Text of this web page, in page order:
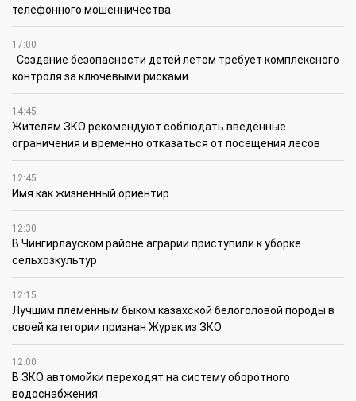
телефонного мошенничества
17:00
Создание безопасности детей летом требует комплексного
контроля за ключевыми рисками
14:45
Жителям ЗКО рекомендуют соблюдать введенные
ограничения и временно отказаться от посещения лесов
12:45
Имя как жизненный ориентир
12:30
В Чингирлауском районе аграрии приступили к уборке
сельхозкультур
12:15
Лучшим племенным быком казахской белоголовой породы в
своей категории признан Жүрек из ЗКО
12:00
В ЗКО автомойки переходят на систему оборотного
водоснабжения